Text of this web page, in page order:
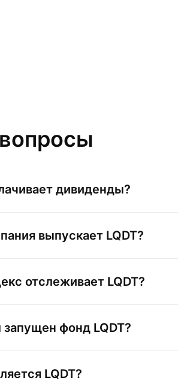
дивиденды?
выпускает LQDT?
отслеживает LQDT?
запущен фонд LQDT?
LQDT?